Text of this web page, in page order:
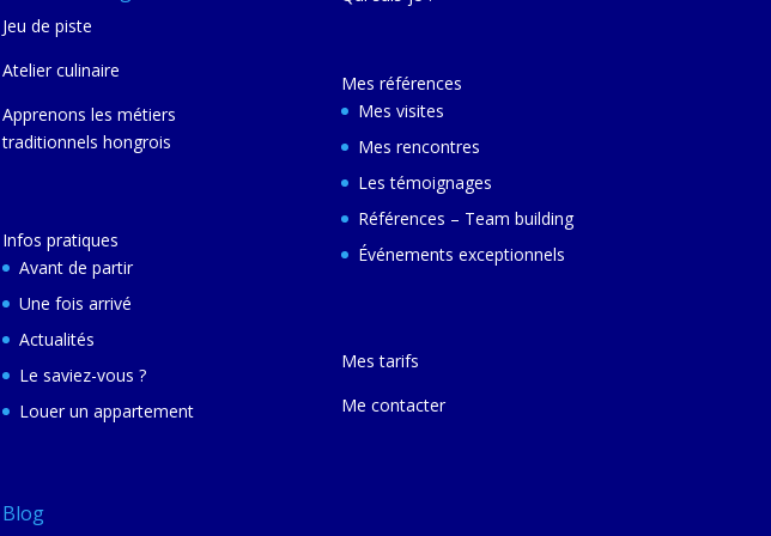
Jeu de piste
Atelier culinaire
Apprenons les métiers
traditionnels hongrois
Infos pratiques
Avant de partir
Une fois arrivé
Actualités
Le saviez-vous ?
Louer un appartement
Blog
Mes références
Mes visites
Mes rencontres
Les témoignages
Références – Team building
Événements exceptionnels
Mes tarifs
Me contacter